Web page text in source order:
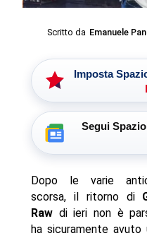
Scritto da Emanuele
Imposta
Segui
Dopo le varie
scorsa, il ritorno di
Rawdi ieri non è
ha sicuramente